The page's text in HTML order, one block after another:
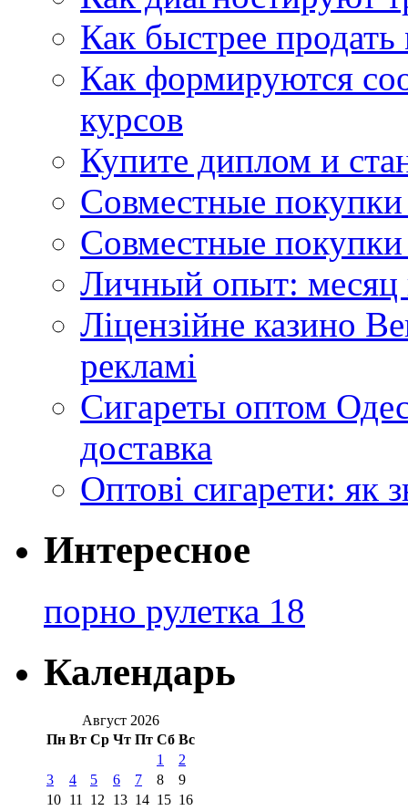
Как быстрее
Как формируются
курсов
Купите диплом и
Совместные
Совместные покупки
Личный опыт: месяц
Ліцензійне казино
рекламі
Сигареты оптом
доставка
Оптові сигарети: як
Интересное
порно рулетка 18
Календарь
Август 2026
Пн Вт Ср Чт Пт Сб Вс
1
2
3
4 5 6 7 8
9
10 11 12 13 14 15 16